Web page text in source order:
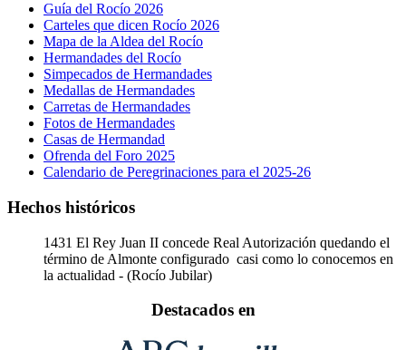
Guía del Rocío 2026
Carteles que dicen Rocío 2026
Mapa de la Aldea del Rocío
Hermandades del Rocío
Simpecados de Hermandades
Medallas de Hermandades
Carretas de Hermandades
Fotos de Hermandades
Casas de Hermandad
Ofrenda del Foro 2025
Calendario de Peregrinaciones para el 2025-26
Hechos históricos
1431 El Rey Juan II concede Real Autorización quedando el
término de Almonte configurado casi como lo conocemos en
la actualidad - (Rocío Jubilar)
Destacados en